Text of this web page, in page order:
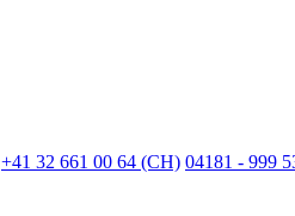
+41 32 661 00 64 (CH) 04181 - 999